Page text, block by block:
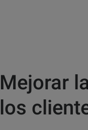
Mejorar
los